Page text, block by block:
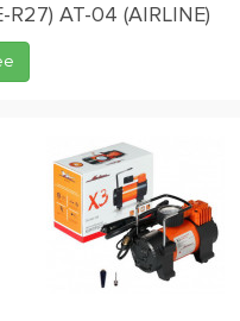
AT-04 (AIRLINE)